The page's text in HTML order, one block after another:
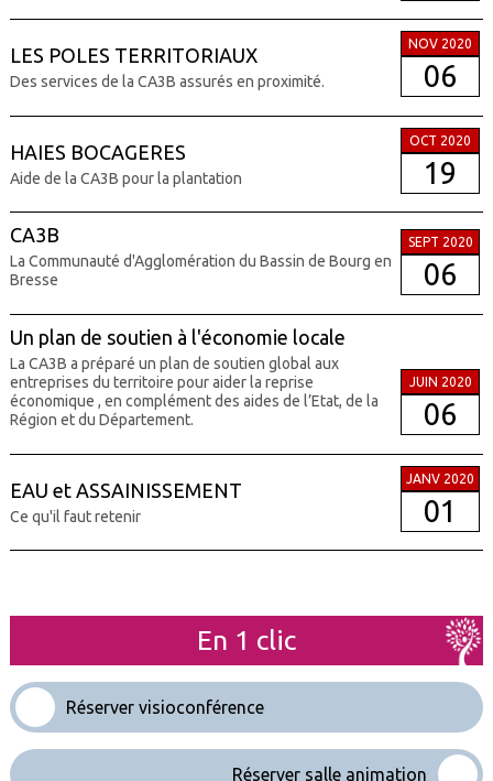
LES POLES TERRITORIAUX
Des services de la CA3B assurés en proximité.
NOV 2020
06
HAIES BOCAGERES
Aide de la CA3B pour la plantation
OCT 2020
19
CA3B
La Communauté d'Agglomération du Bassin de Bourg en
Bresse
SEPT 2020
06
Un plan de soutien à l'économie locale
La CA3B a préparé un plan de soutien global aux
entreprises du territoire pour aider la reprise
économique , en complément des aides de l’Etat, de la
Région et du Département.
JUIN 2020
06
EAU et ASSAINISSEMENT
Ce qu'il faut retenir
JANV 2020
01
En 1 clic
Réserver visioconférence
Réserver salle animation